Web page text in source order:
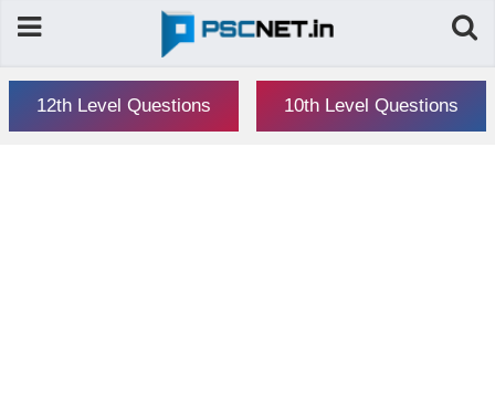
12th Level Questions 10th Level Questions